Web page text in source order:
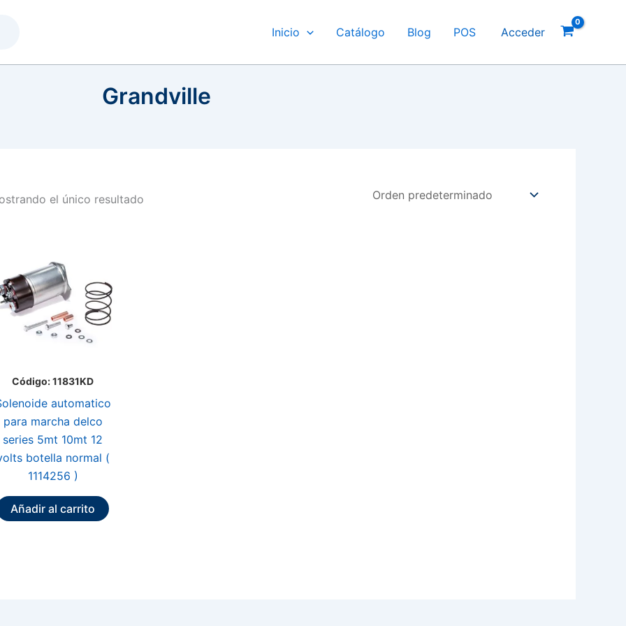
Inicio Catálogo Blog POS Acceder
Grandville
el único resultado
Código: 11831KD
automatico
para marcha delco
series 5mt 10mt 12
botella normal (
1114256 )
Añadir al carrito